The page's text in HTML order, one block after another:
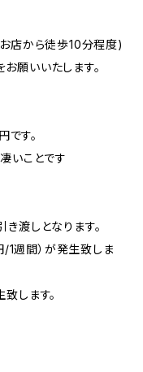
店から徒歩10分程度)
願いいたします。
す。
いことです
渡しとなります。
1週間）が発生致しま
します。